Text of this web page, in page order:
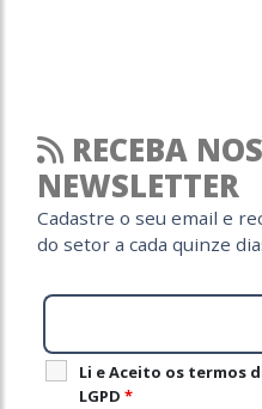
RECEBA
NEWSLETTER
Cadastre o seu email e
do setor a cada quinze
Li e Aceito os termos
LGPD *